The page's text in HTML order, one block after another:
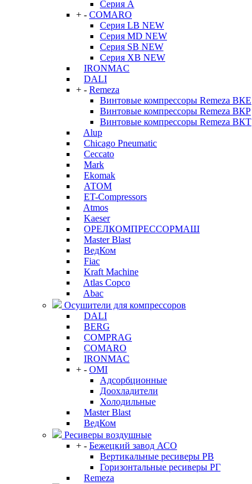
Серия А
+ - COMARO
Серия LB NEW
Серия MD NEW
Серия SB NEW
Серия XB NEW
IRONMAC
DALI
+ - Remeza
Винтовые компрессоры Remeza ВКЕ
Винтовые компрессоры Remeza ВКР
Винтовые компрессоры Remeza ВКТ
Alup
Chicago Pneumatic
Ceccato
Mark
Ekomak
АТОМ
ET-Compressors
Atmos
Kaeser
ОРЕЛКОМПРЕССОРМАШ
Master Blast
ВедКом
Fiac
Kraft Machine
Atlas Copco
Abac
Осушители для компрессоров
DALI
BERG
COMPRAG
COMARO
IRONMAC
+ - OMI
Адсорбционные
Доохладители
Холодильные
Master Blast
ВедКом
Ресиверы воздушные
+ - Бежецкий завод АСО
Вертикальные ресиверы РВ
Горизонтальные ресиверы РГ
Remeza